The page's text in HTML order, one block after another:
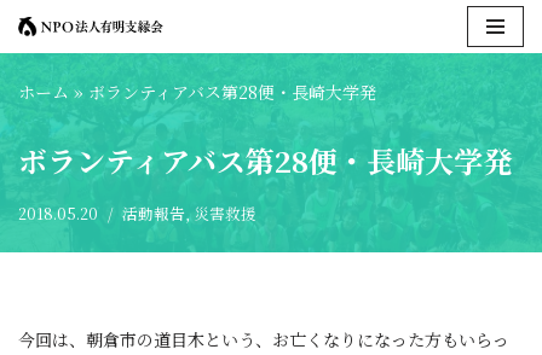
ン
ン
へ
ス
プ
ホーム » ボランティアバス第28便・長崎大学発
ボランティアバス第28便・長崎大学発
2018.05.20 活動報告 災害救援
今回は、朝倉市の道目木という、お亡くなりになった方もいらっ